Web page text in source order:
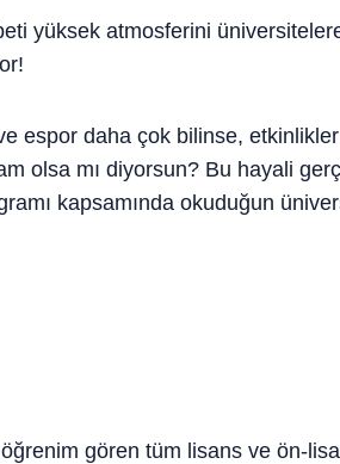
yüksek atmosferini
espor daha çok bilinse,
olsa mı diyorsun? Bu hayali
kapsamında okuduğun
gören tüm lisans ve ön-